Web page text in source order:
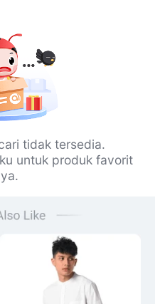
tidak tersedia.
untuk produk favorit